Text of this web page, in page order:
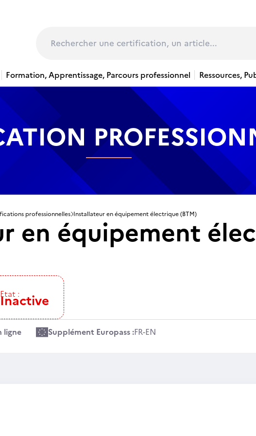
Formation, Apprentissage, Parcours professionnel Ressources,
professionnelles Installateur en équipement électrique (BTM)
en équipement
Etat :
Inactive
ligne Supplément Europass :FR-EN